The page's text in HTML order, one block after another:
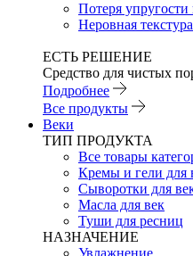
Потеря упругости
Неровная
ЕСТЬ РЕШЕНИЕ
Средство для чистых
Подробнее
Все продукты
Веки
ТИП ПРОДУКТА
Все товары
Кремы и гели для
Сыворотки для
Масла для век
Туши для ресниц
НАЗНАЧЕНИЕ
Увлажнение